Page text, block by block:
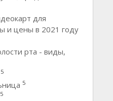
для
и цены в 2021 году
рта - виды,
5
5
5